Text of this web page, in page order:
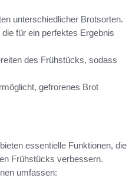
unterschiedlicher Brotsorten.
die für ein perfektes Ergebnis
des Frühstücks, sodass
gefrorenes Brot
bieten essentielle Funktionen, die
Frühstücks verbessern.
umfassen: